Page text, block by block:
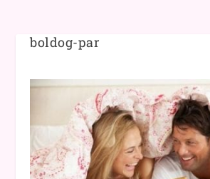
boldog-par